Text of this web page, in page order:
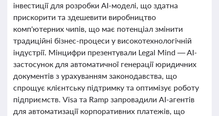
інвестиції для розробки AI-моделі, що здатна
прискорити та здешевити виробництво
комп'ютерних чипів, що має потенціал змінити
традиційні бізнес-процеси у високотехнологічній
індустрії. Мінцифри презентували Legal Mind — AI-
застосунок для автоматичної генерації юридичних
документів з урахуванням законодавства, що
спрощує клієнтську підтримку та оптимізує роботу
підприємств. Visa та Ramp запровадили AI-агентів
для автоматизації корпоративних платежів, що